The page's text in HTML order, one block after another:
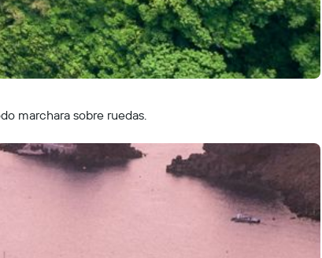
marchara sobre ruedas.